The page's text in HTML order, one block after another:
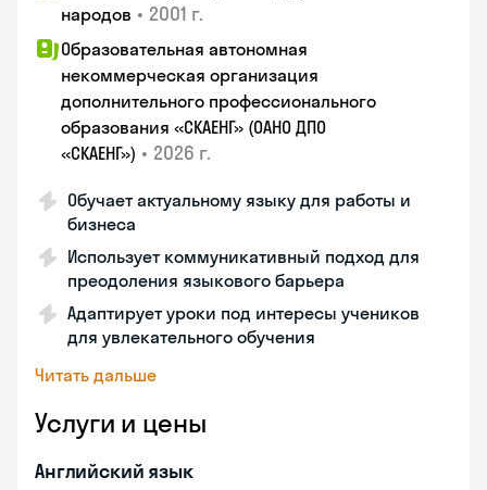
народов • 2001 г.
Образовательная автономная
некоммерческая организация
дополнительного профессионального
образования «СКАЕНГ» (ОАНО ДПО
«СКАЕНГ») • 2026 г.
Обучает актуальному языку для работы и
бизнеса
Использует коммуникативный подход для
преодоления языкового барьера
Адаптирует уроки под интересы учеников
для увлекательного обучения
Читать дальше
Услуги и цены
Английский язык